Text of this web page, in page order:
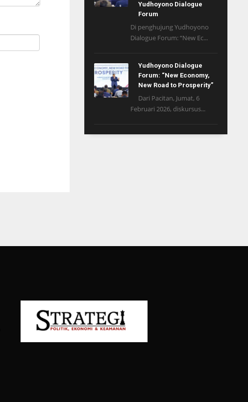
Yudhoyono Dialogue
Forum
Di penghujung Yudhoyono
Dialogue Forum: “New Ec...
Yudhoyono Dialogue
Forum: “New Economy,
New Road to Prosperity”
Dari Pacitan, Jumat, 6
Februari 2026, diskursus...